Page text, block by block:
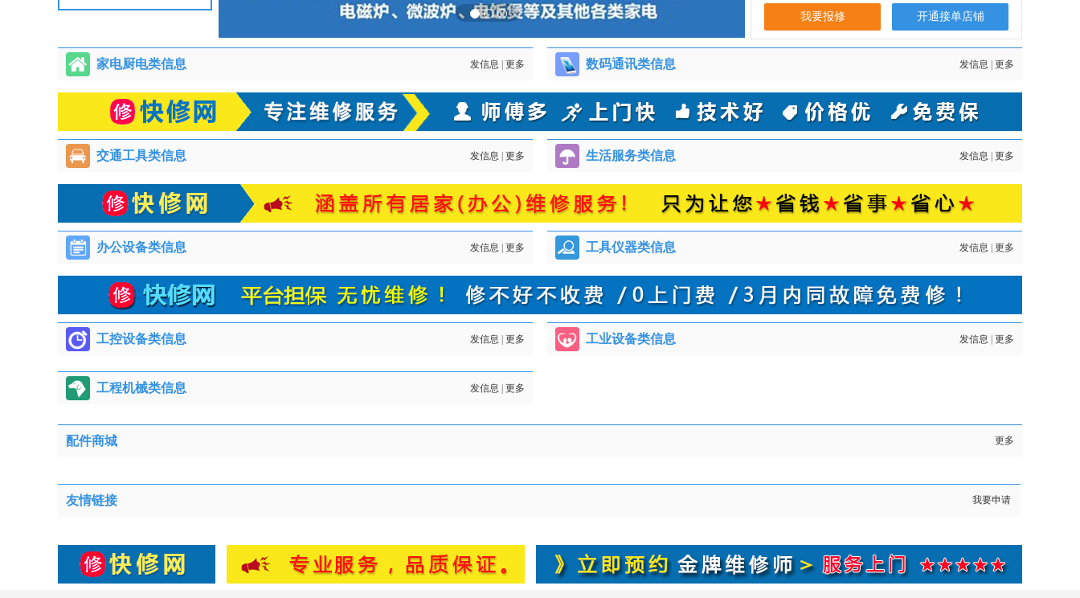
我要报修 开通接单店铺
家电厨电类信息 发信息 更多 数码通讯类信息 发信息 更多
交通工具类信息 发信息 更多 生活服务类信息 发信息 更多
办公设备类信息 发信息 更多 工具仪器类信息 发信息 更多
工控设备类信息 发信息 更多 工业设备类信息 发信息 更多
工程机械类信息 发信息 更多
配件商城 更多
友情链接 我要申请